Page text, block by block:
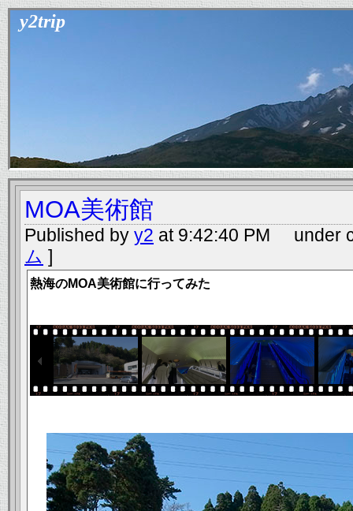
y2trip
MOA美術館
Published by y2 at 9:42:40 PM under
ム ]
熱海のMOA美術館に行ってみた